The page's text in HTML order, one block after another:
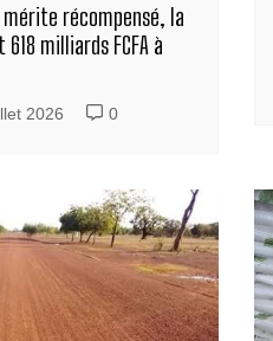
mérite récompensé, la
milliards FCFA à
2026 0